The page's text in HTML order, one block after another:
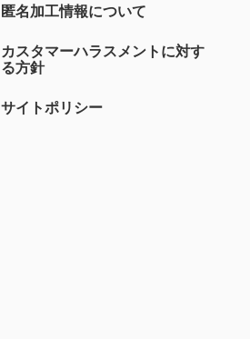
匿名加工情報について
カスタマーハラスメントに対す
る方針
サイトポリシー